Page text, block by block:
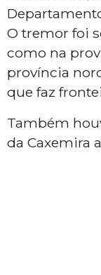
O tremor foi
como na
província
que faz
Também
da Caxemira